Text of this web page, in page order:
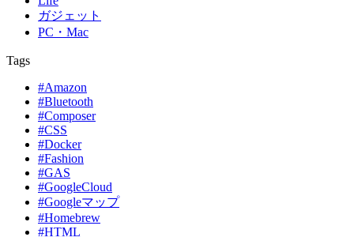
ガジェット
PC・Mac
Tags
#Amazon
#Bluetooth
#Composer
#CSS
#Docker
#Fashion
#GAS
#GoogleCloud
#Googleマップ
#Homebrew
#HTML